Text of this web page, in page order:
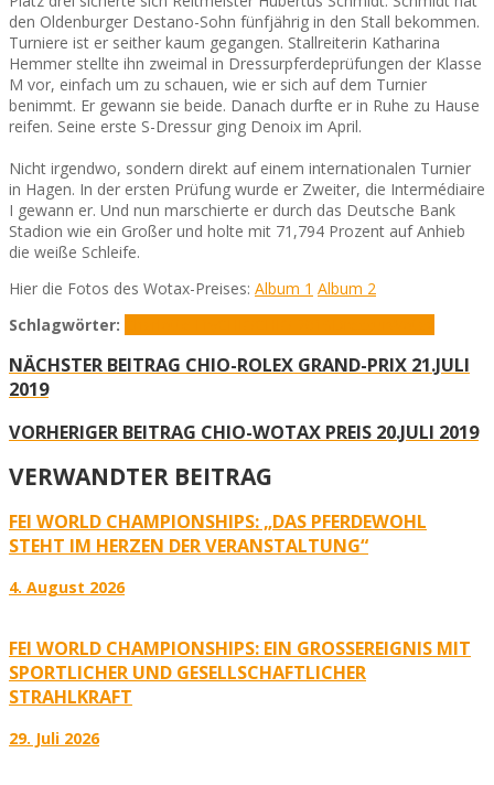
den Oldenburger Destano-Sohn fünfjährig in den Stall bekommen.
Turniere ist er seither kaum gegangen. Stallreiterin Katharina
Hemmer stellte ihn zweimal in Dressurpferdeprüfungen der Klasse
M vor, einfach um zu schauen, wie er sich auf dem Turnier
benimmt. Er gewann sie beide. Danach durfte er in Ruhe zu Hause
reifen. Seine erste S-Dressur ging Denoix im April.
Nicht irgendwo, sondern direkt auf einem internationalen Turnier
in Hagen. In der ersten Prüfung wurde er Zweiter, die Intermédiaire
I gewann er. Und nun marschierte er durch das Deutsche Bank
Stadion wie ein Großer und holte mit 71,794 Prozent auf Anhieb
die weiße Schleife.
Hier die Fotos des Wotax-Preises: Album 1 Album 2
Schlagwörter:
NÄCHSTER BEITRAG CHIO-ROLEX GRAND-PRIX 21.JULI
2019
VORHERIGER BEITRAG CHIO-WOTAX PREIS 20.JULI 2019
VERWANDTER BEITRAG
FEI WORLD CHAMPIONSHIPS: „DAS PFERDEWOHL
STEHT IM HERZEN DER VERANSTALTUNG“
4. August 2026
FEI WORLD CHAMPIONSHIPS: EIN GROSSEREIGNIS MIT S
PORTLICHER UND GESELLSCHAFTLICHER S
TRAHLKRAFT
29. Juli 2026